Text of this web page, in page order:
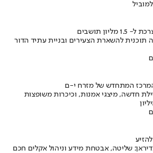
תוכנית להשארת הצעירים ובניית עתיד הדור
המרכז המתחדש של מזרח י-ם
חדשה, מיצגי אמנות, וכיכרות משופצות
שליטה, אבטחת מידע וניהול אקלים חכם